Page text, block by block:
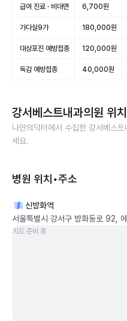
급여 진료 · 비대면 6,700원
가다실9가 180,000원
대상포진 예방접종 120,000원
독감 예방접종 40,000원
강서베스트내과의원 위
나만의닥터에서 수집한 강서베스트
세요.
병원 위치•주소
신방화역
서울특별시 강서구 방화동로 92,
지도 준비 중